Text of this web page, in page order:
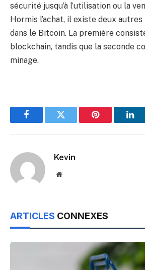
sécurité jusqu’à l’utilisation ou la
Hormis l’achat, il existe deux autres
dans le Bitcoin. La première
blockchain, tandis que la seconde
minage.
FacebookTwitter Pinterest
Kevin
Website
ARTICLES CONNEXES